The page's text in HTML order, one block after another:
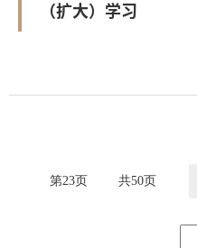
（扩大）学习
第23页 共50页